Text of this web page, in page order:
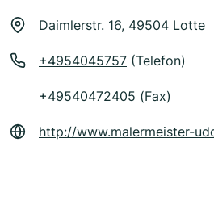
Daimlerstr. 16, 49504 Lotte
+4954045757 (Telefon)
+49540472405 (Fax)
http://www.malermeister-